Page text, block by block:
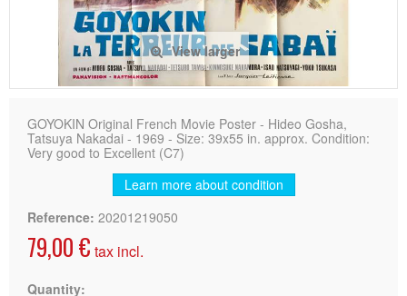
View larger
GOYOKIN Original French Movie Poster - Hideo Gosha,
Tatsuya Nakadai - 1969 - Size: 39x55 in. approx. Condition:
Very good to Excellent (C7)
Learn more about condition
Reference: 20201219050
79,00 € tax incl.
Quantity: